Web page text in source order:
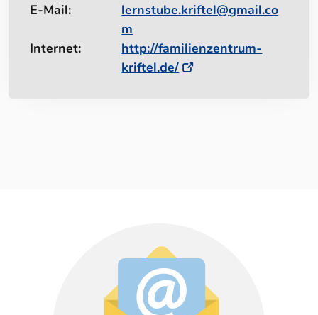
E-Mail:
lernstube.kriftel@gmail.co
m
Internet:
http://familienzentrum-
kriftel.de/